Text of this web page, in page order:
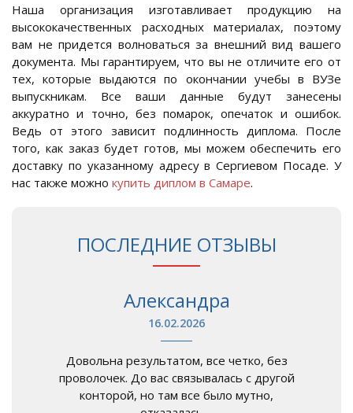
Наша организация изготавливает продукцию на
высококачественных расходных материалах, поэтому
вам не придется волноваться за внешний вид вашего
документа. Мы гарантируем, что вы не отличите его от
тех, которые выдаются по окончании учебы в ВУЗе
выпускникам. Все ваши данные будут занесены
аккуратно и точно, без помарок, опечаток и ошибок.
Ведь от этого зависит подлинность диплома. После
того, как заказ будет готов, мы можем обеспечить его
доставку по указанному адресу в Сергиевом Посаде. У
нас также можно купить диплом в Самаре.
ПОСЛЕДНИЕ ОТЗЫВЫ
Александра
16.02.2026
Довольна результатом, все четко, без
проволочек. До вас связывалась с другой
конторой, но там все было мутно,